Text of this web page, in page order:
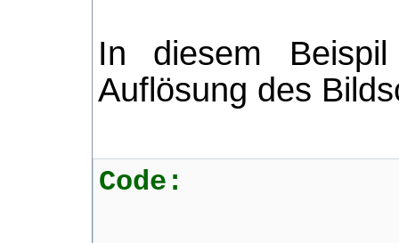
In diesem
Auflösung des
Code: